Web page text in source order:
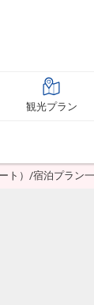
観光プラン
ト）/宿泊プラン